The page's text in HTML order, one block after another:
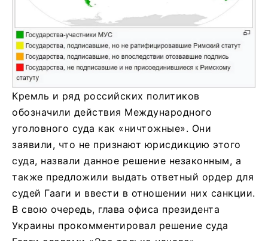
Кремль и ряд российских политиков
обозначили действия Международного
уголовного суда как «ничтожные». Они
заявили, что не признают юрисдикцию этого
суда, назвали данное решение незаконным, а
также предложили выдать ответный ордер для
судей Гааги и ввести в отношении них санкции.
В свою очередь, глава офиса президента
Украины прокомментировал решение суда